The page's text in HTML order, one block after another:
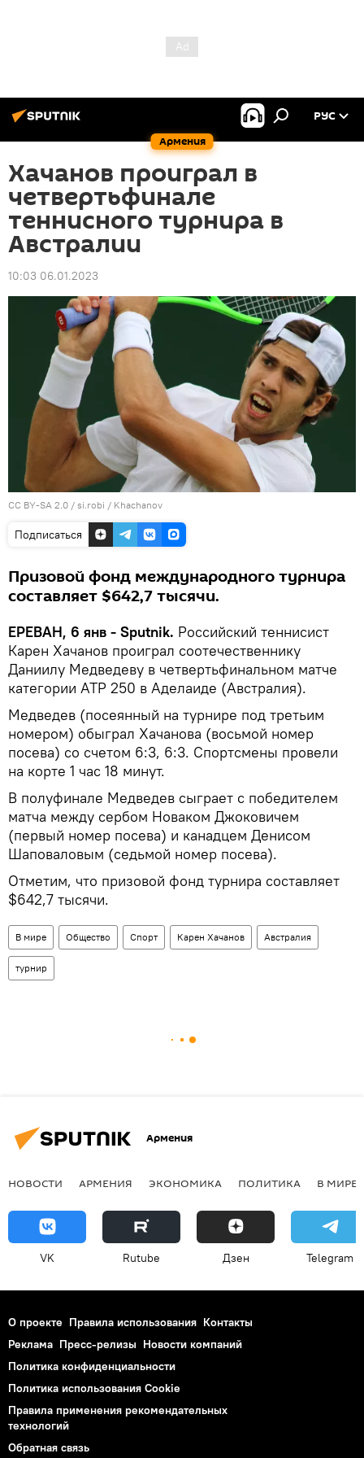
Армения
РУС
Хачанов проиграл в
четвертьфинале
теннисного турнира в
Австралии
10:03 06.01.2023
CC BY-SA 2.0 / si.robi / Khachanov
Подписаться
Призовой фонд международного турнира
составляет $642,7 тысячи.
ЕРЕВАН, 6 янв - Sputnik. Российский теннисист
Карен Хачанов проиграл соотечественнику
Даниилу Медведеву в четвертьфинальном матче
категории ATP 250 в Аделаиде (Австралия).
Медведев (посеянный на турнире под третьим
номером) обыграл Хачанова (восьмой номер
посева) со счетом 6:3, 6:3. Спортсмены провели
на корте 1 час 18 минут.
В полуфинале Медведев сыграет с победителем
матча между сербом Новаком Джоковичем
(первый номер посева) и канадцем Денисом
Шаповаловым (седьмой номер посева).
Отметим, что призовой фонд турнира составляет
$642,7 тысячи.
В мире Общество Спорт Карен Хачанов Австралия
турнир
Армения
НОВОСТИ АРМЕНИЯ ЭКОНОМИКА ПОЛИТИКА В МИРЕ
VK Rutube Дзен Telegram
О проекте Правила использования Контакты
Реклама Пресс-релизы Новости компаний
Политика конфиденциальности
Политика использования Cookie
Правила применения рекомендательных
технологий
Обратная связь